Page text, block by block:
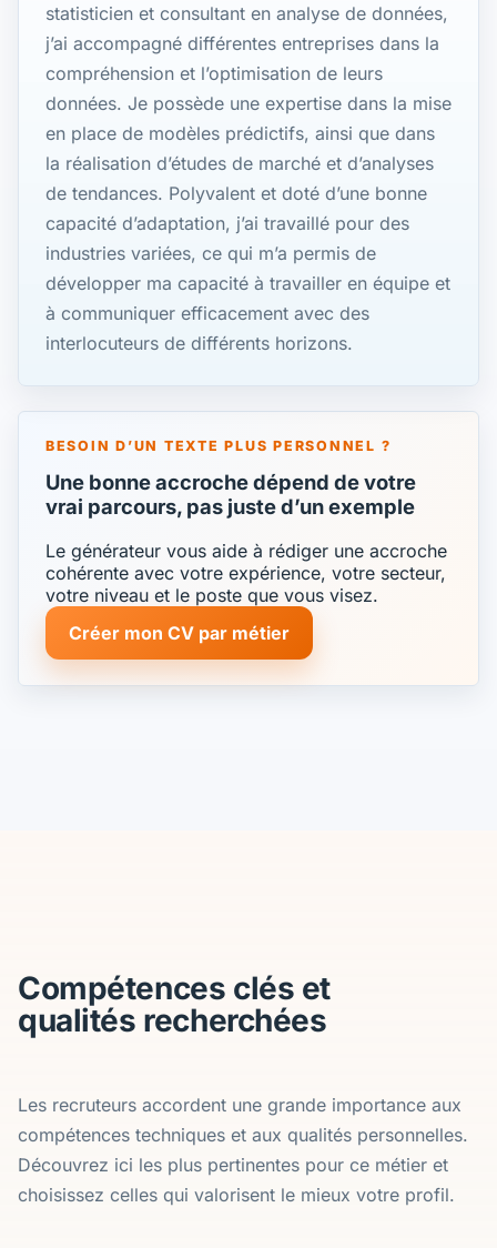
statisticien et consultant en analyse de données,
j’ai accompagné différentes entreprises dans la
compréhension et l’optimisation de leurs
données. Je possède une expertise dans la mise
en place de modèles prédictifs, ainsi que dans
la réalisation d’études de marché et d’analyses
de tendances. Polyvalent et doté d’une bonne
capacité d’adaptation, j’ai travaillé pour des
industries variées, ce qui m’a permis de
développer ma capacité à travailler en équipe et
à communiquer efficacement avec des
interlocuteurs de différents horizons.
BESOIN D’UN TEXTE PLUS PERSONNEL ?
Une bonne accroche dépend de votre
vrai parcours, pas juste d’un exemple
Le générateur vous aide à rédiger une accroche
cohérente avec votre expérience, votre secteur,
votre niveau et le poste que vous visez.
Créer mon CV par métier
Compétences clés et
qualités recherchées
Les recruteurs accordent une grande importance aux
compétences techniques et aux qualités personnelles.
Découvrez ici les plus pertinentes pour ce métier et
choisissez celles qui valorisent le mieux votre profil.